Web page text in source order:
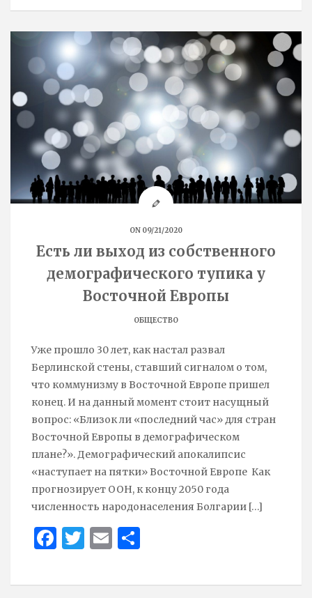
k
ON 09/21/2020
Есть ли выход из собственного
демографического тупика у
Восточной Европы
ОБЩЕСТВО
Уже прошло 30 лет, как настал развал
Берлинской стены, ставший сигналом о том,
что коммунизму в Восточной Европе пришел
конец. И на данный момент стоит насущный
вопрос: «Близок ли «последний час» для стран
Восточной Европы в демографическом
плане?». Демографический апокалипсис
«наступает на пятки» Восточной Европе Как
прогнозирует ООН, к концу 2050 года
численность народонаселения Болгарии […]
Face
k
Twit
Ema